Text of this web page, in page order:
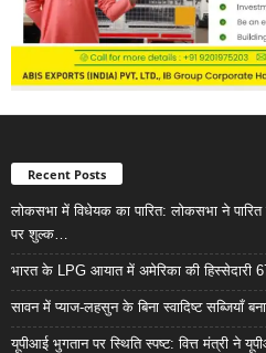
Recent Posts
लोकसभा में विधेयक का पारित: लोकसभा ने
पर शुल्क…
भारत के LPG आयात में अमेरिका की हिस्सेदारी
सावन में प्याज-लहसुन के बिना स्वादिष्ट सब्जियाँ
यूपीआई भुगतान पर स्थिति स्पष्ट: वित्त मंत्री ने